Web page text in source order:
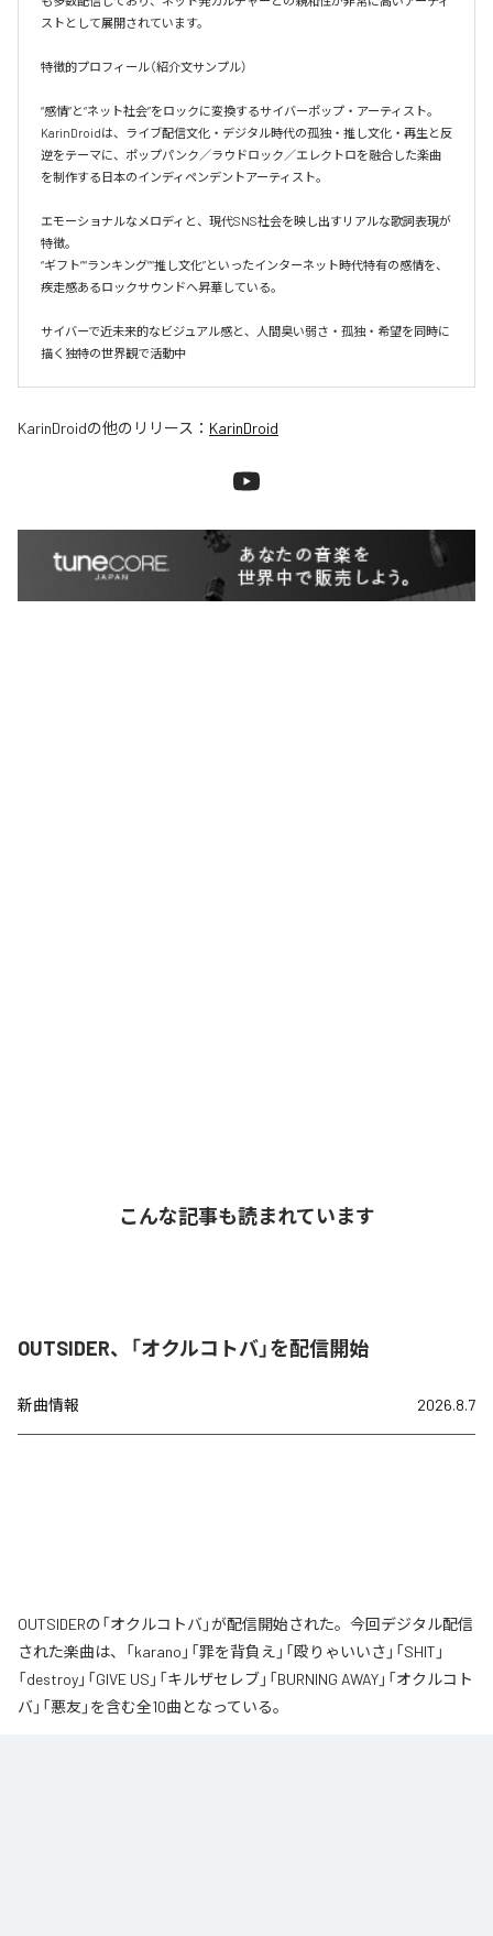
ストとして展開されています。
特徴的プロフィール（紹介文サンプル）
“感情”と“ネット社会”をロックに変換するサイバーポップ・アーティスト。
KarinDroidは、ライブ配信文化・デジタル時代の孤独・推し文化・再生と反
逆をテーマに、ポップパンク／ラウドロック／エレクトロを融合した楽曲
を制作する日本のインディペンデントアーティスト。
エモーショナルなメロディと、現代SNS社会を映し出すリアルな歌詞表現が
特徴。
“ギフト”“ランキング”“推し文化”といったインターネット時代特有の感情を、
疾走感あるロックサウンドへ昇華している。
サイバーで近未来的なビジュアル感と、人間臭い弱さ・孤独・希望を同時に
描く独特の世界観で活動中
KarinDroidの他のリリース： KarinDroid
こんな記事も読まれています
OUTSIDER、「オクルコトバ」を配信開始
新曲情報 2026.8.7
OUTSIDERの「オクルコトバ」が配信開始された。今回デジタル配信
された楽曲は、「karano」「罪を背負え」「殴りゃいいさ」「SHIT」
「destroy」「GIVE US」「キルザセレブ」「BURNING AWAY」「オクルコト
バ」「悪友」を含む全10曲となっている。